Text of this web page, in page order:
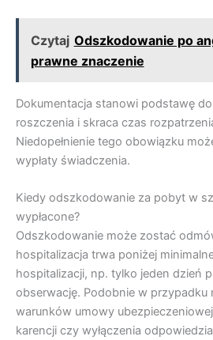
Czytaj Odszkodowanie po
prawne znaczenie
Dokumentacja stanowi podstawę
roszczenia i skraca czas
Niedopełnienie tego obowiązku
wypłaty świadczenia.
Kiedy odszkodowanie za pobyt w
wypłacone?
Odszkodowanie może zostać
hospitalizacja trwa poniżej
hospitalizacji, np. tylko jeden dzień
obserwację. Podobnie w przypadku
warunków umowy
karencji czy wyłączenia